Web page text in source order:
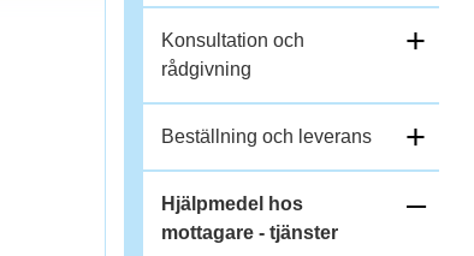
l
i
Konsultation och
rådgivning
+
Beställning och leverans +
Hjälpmedel hos
mottagare - tjänster
–